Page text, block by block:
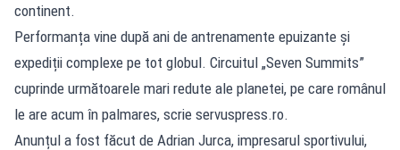
continent.
Performanța vine după ani de antrenamente epuizante și
expediții complexe pe tot globul. Circuitul „Seven Summits”
cuprinde următoarele mari redute ale planetei, pe care românul
le are acum în palmares, scrie servuspress.ro.
Anunțul a fost făcut de Adrian Jurca, impresarul sportivului,